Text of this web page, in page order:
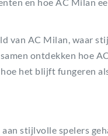
van AC Milan, waar
ontdekken hoe
het blijft fungeren
stijlvolle spelers